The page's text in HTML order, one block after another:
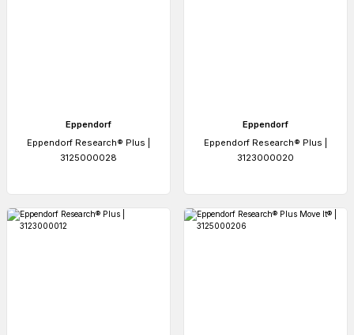
Eppendorf
Eppendorf Research® Plus |
3125000028
Eppendorf
Eppendorf Research® Plus |
3123000020